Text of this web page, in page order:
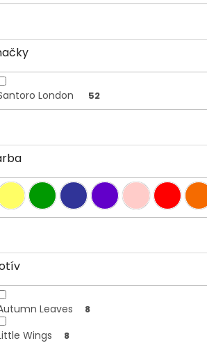
London 52
Leaves 8
Wings 8